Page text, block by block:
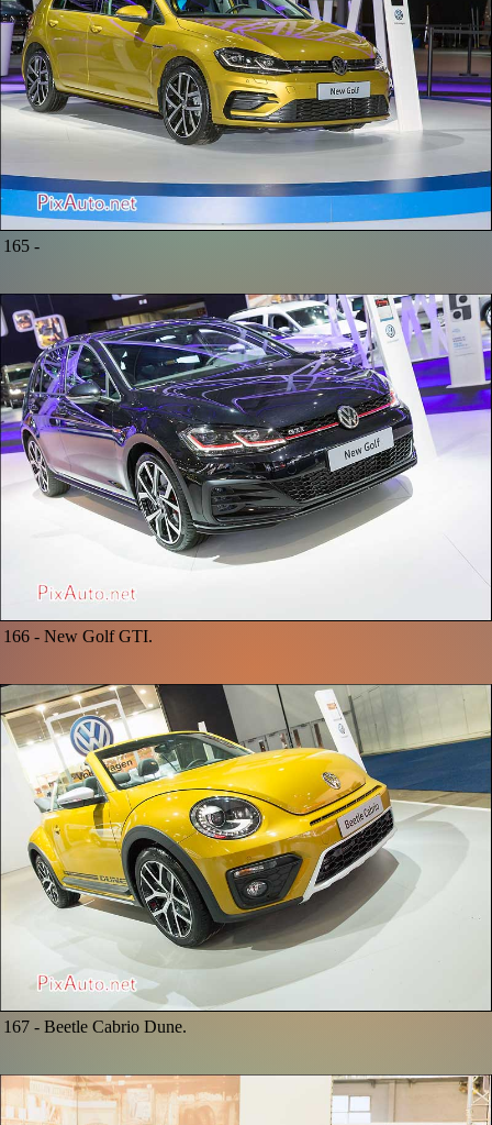
165 -
166 -New Golf GTI.
167 -Beetle Cabrio Dune.